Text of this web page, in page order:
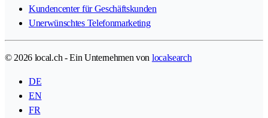
Kundencenter für Geschäftskunden
Unerwünschtes Telefonmarketing
© 2026 local.ch - Ein Unternehmen von localsearch
DE
EN
FR